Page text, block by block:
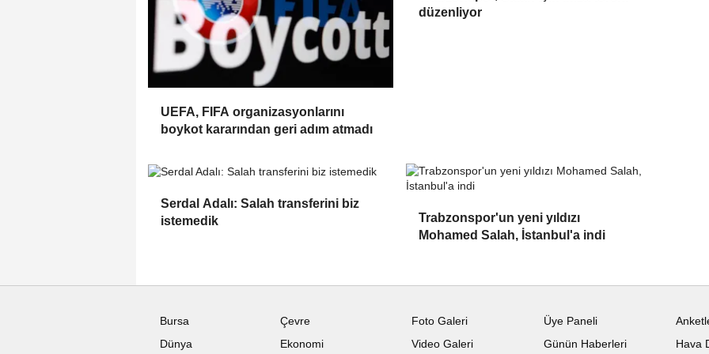
UEFA, FIFA organizasyonlarını
boykot kararından geri adım atmadı
düzenliyor
Serdal Adalı: Salah transferini biz
istemedik
Trabzonspor'un yeni yıldızı
Mohamed Salah, İstanbul'a indi
Bursa
Çevre
Dünya
Ekonomi
Foto Galeri
Video Galeri
Üye Paneli
Günün Haberleri
Hava